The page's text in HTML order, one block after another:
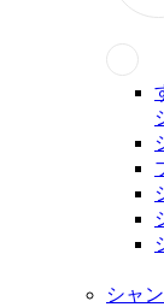
シャ